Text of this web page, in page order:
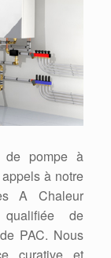
de pompe à
appels à notre
A Chaleur
de
PAC. Nous
curative et